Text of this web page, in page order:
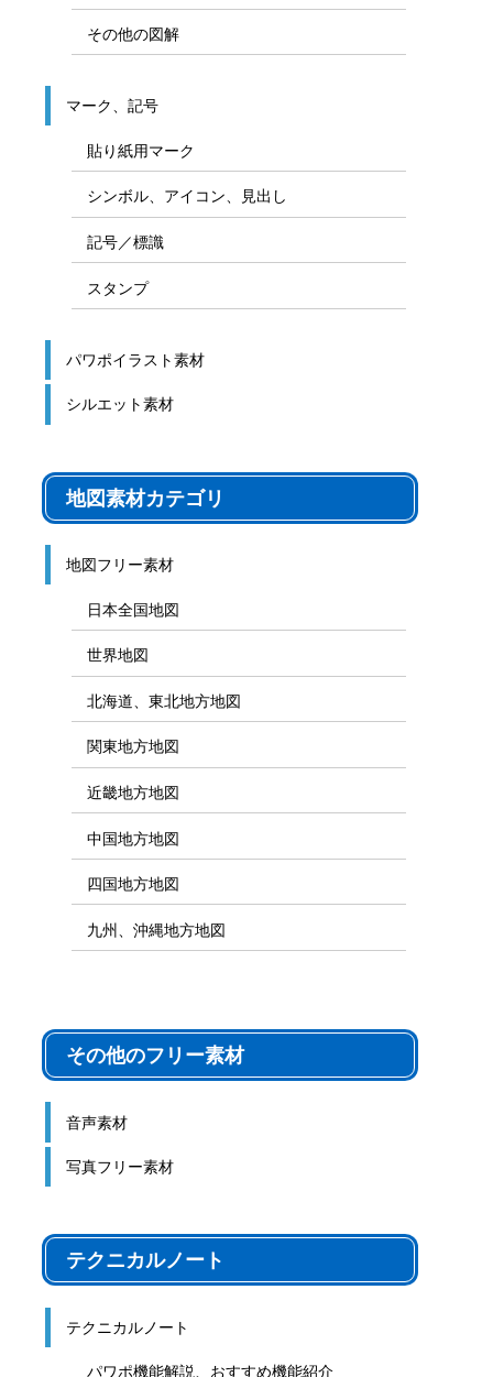
その他の図解
マーク、記号
貼り紙用マーク
シンボル、アイコン、見出し
記号／標識
スタンプ
パワポイラスト素材
シルエット素材
地図素材カテゴリ
地図フリー素材
日本全国地図
世界地図
北海道、東北地方地図
関東地方地図
近畿地方地図
中国地方地図
四国地方地図
九州、沖縄地方地図
その他のフリー素材
音声素材
写真フリー素材
テクニカルノート
テクニカルノート
パワポ機能解説、おすすめ機能紹介